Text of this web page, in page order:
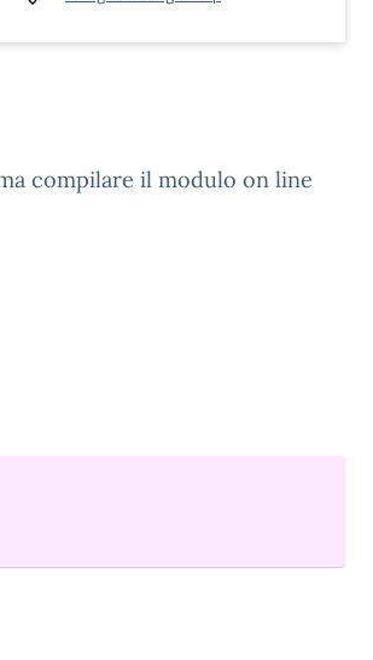
compilare il modulo on line